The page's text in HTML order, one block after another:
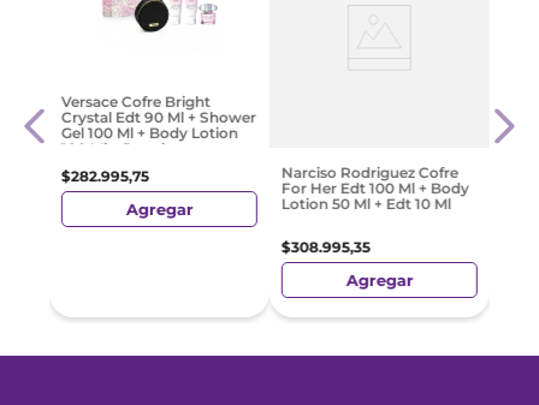
Versace Cofre Bright
Crystal Edt 90 Ml + Shower
Gel 100 Ml + Body Lotion
100 Ml + Pouch
$282.995,75
Agregar
Narciso Rodriguez Cofre
For Her Edt 100 Ml + Body
Lotion 50 Ml + Edt 10 Ml
$308.995,35
Agregar